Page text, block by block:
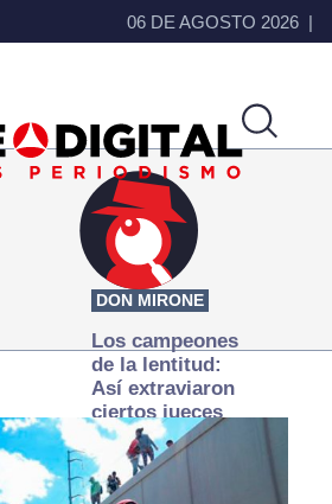
06 DE AGOSTO 2026
DON MIRONE
Los campeones
de la lentitud:
Así extraviaron
ciertos jueces
la justicia
expedita